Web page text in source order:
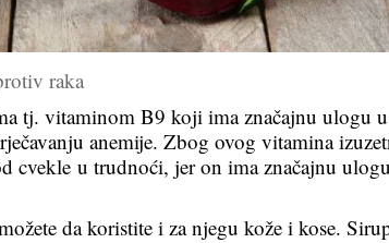
raka
tj. vitaminom B9 koji ima značajnu ulogu
anemije. Zbog ovog vitamina
cvekle u trudnoći, jer on ima značajnu
da koristite i za njegu kože i kose.